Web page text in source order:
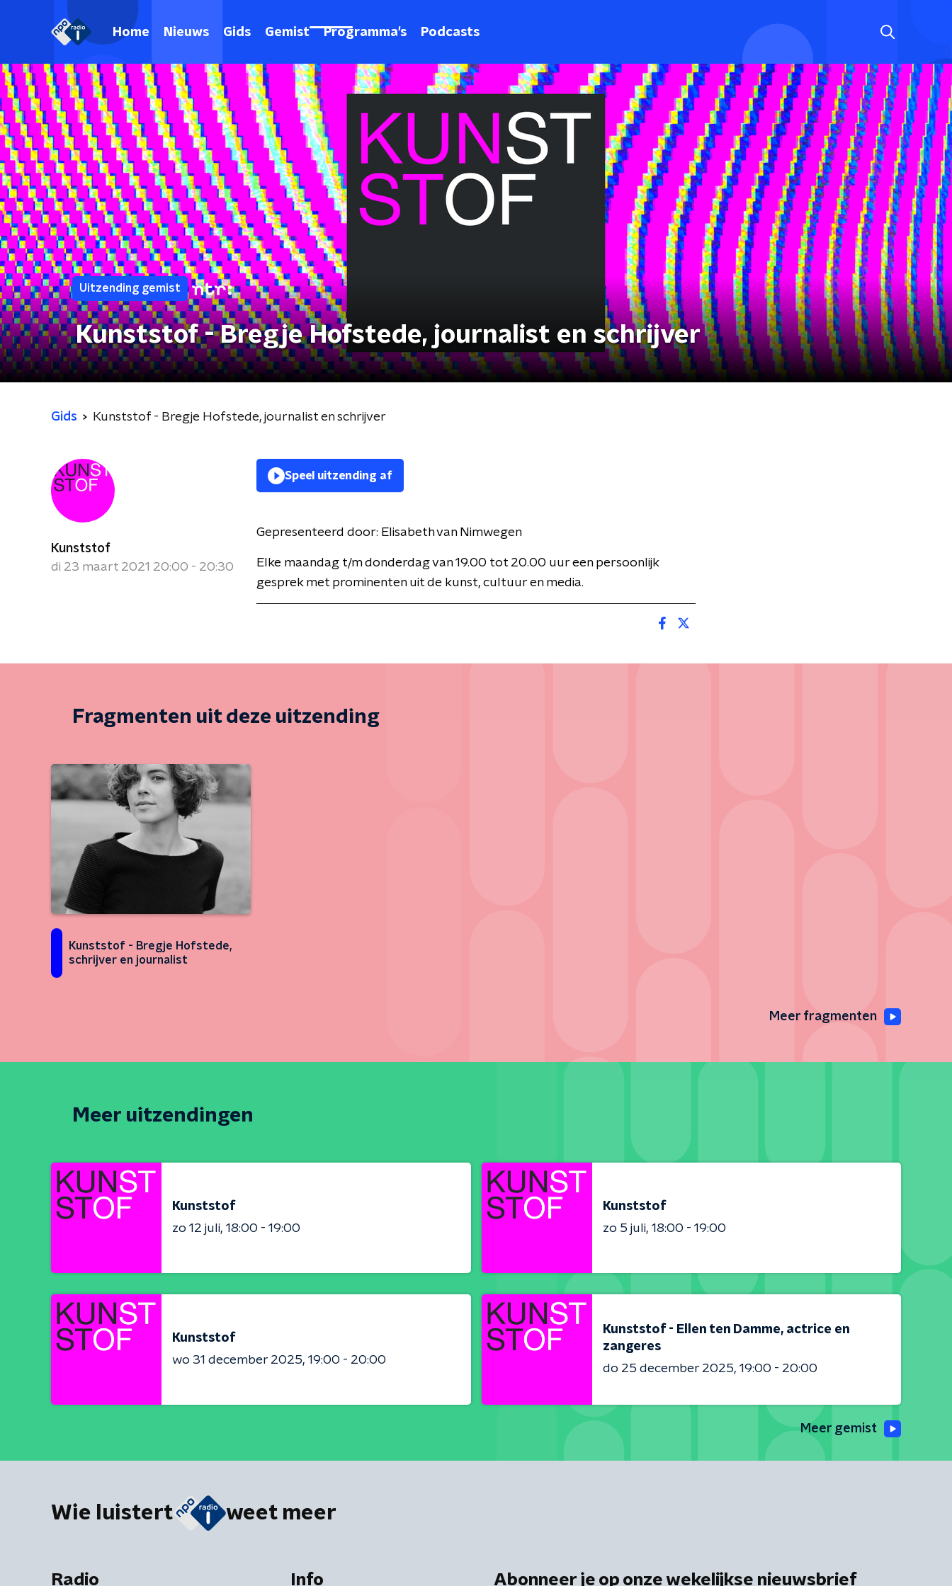
Home Nieuws Gids Gemist Programma's Podcasts
Uitzending gemist
Kunststof - Bregje Hofstede, journalist en schrijver
Gids Kunststof - Bregje Hofstede, journalist en schrijver
Kunststof
di 23 maart 2021 20:00 - 20:30
Speel uitzending af
Gepresenteerd door: Elisabeth van Nimwegen
Elke maandag t/m donderdag van 19.00 tot 20.00 uur een persoonlijk
gesprek met prominenten uit de kunst, cultuur en media.
Fragmenten uit deze uitzending
Kunststof - Bregje Hofstede,
schrijver en journalist
Meer fragmenten
Meer uitzendingen
Kunststof
zo 12 juli 18:00 - 19:00
Kunststof
zo 5 juli 18:00 - 19:00
Kunststof
wo 31 december 2025 19:00 - 20:00
Kunststof - Ellen ten Damme, actrice en
zangeres
do 25 december 2025 19:00 - 20:00
Meer gemist
Wie luistert weet meer
Radio Info Abonneer je op onze wekelijkse nieuwsbrief